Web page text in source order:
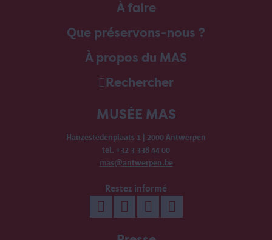
À faire
Que préservons-nous ?
À propos du MAS
Rechercher
MUSÉE MAS
Hanzestedenplaats 1 | 2000 Antwerpen
tel. +32 3 338 44 00
mas@antwerpen.be
Restez informé